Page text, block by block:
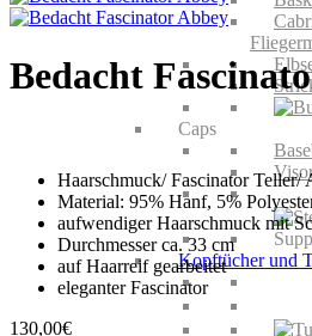
Caps
Kopftücher und
Bedacht
Haarschmuck/ Fascinator Teller/
Material: 95% Hanf, 5%
aufwendiger Haarschmuck mit
Durchmesser ca. 33 cm
auf Haarreif gearbeitet
eleganter Fascinator
130,00€